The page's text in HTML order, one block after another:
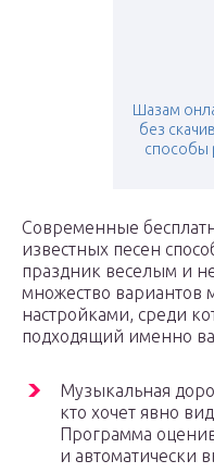
Шазам
без
способы
Современные
известных песен
праздник веселым и
множество вариантов
настройками, среди
подходящий именно
Музыкальная
кто хочет явно
Программа
и автоматически